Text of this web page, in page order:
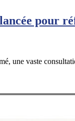
pour
une vaste